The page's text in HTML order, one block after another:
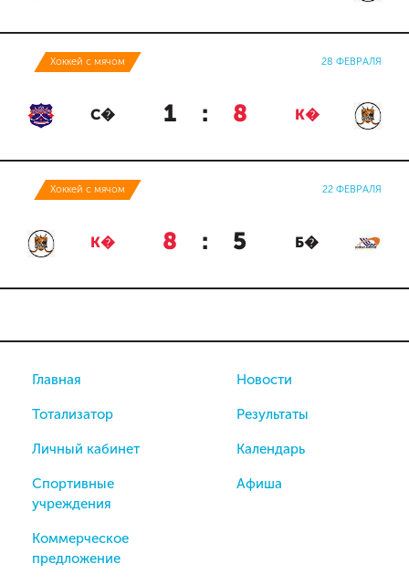
Хоккей с мячом 28 ФЕВРАЛЯ
С� 1 : 8 К�
Хоккей с мячом 22 ФЕВРАЛЯ
К� 8 : 5 Б�
Главная
Тотализатор
Личный кабинет
Спортивные
учреждения
Коммерческое
предложение
Новости
Результаты
Календарь
Афиша